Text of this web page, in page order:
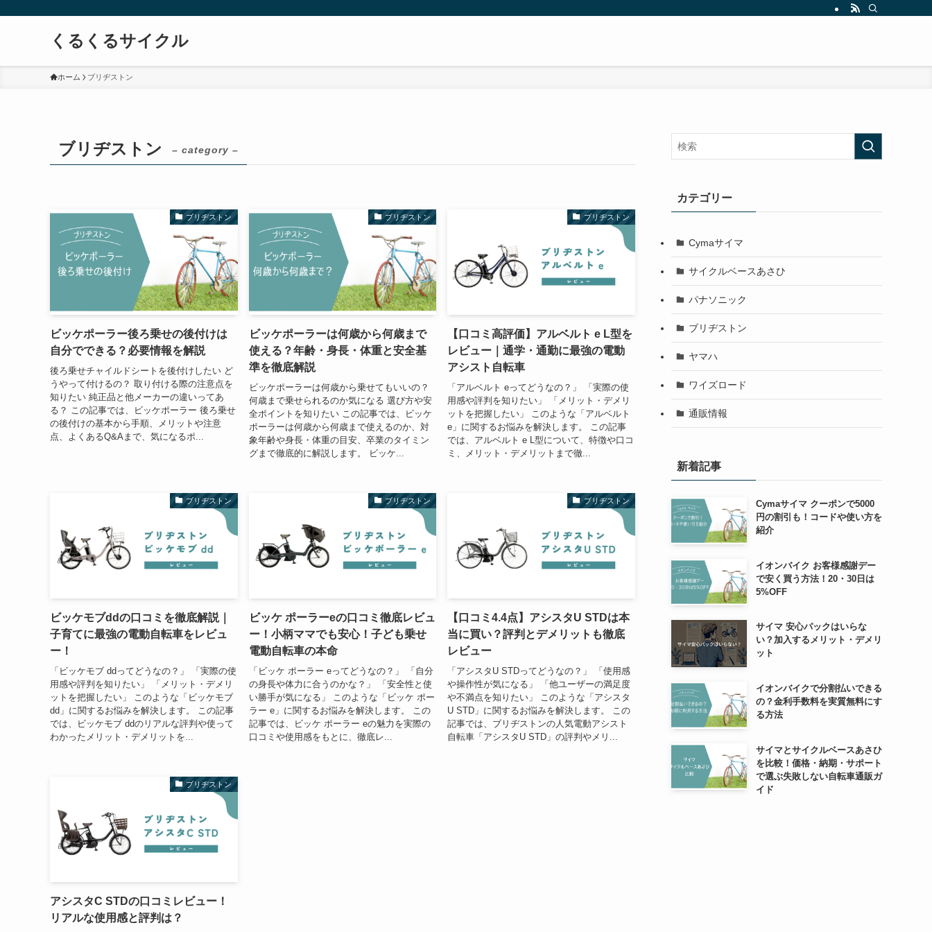
くるくるサイクル
ホーム ブリヂストン
ブリヂストン – category –
ブリヂストン
ビッケポーラー後ろ乗せの後付けは
自分でできる？必要情報を解説
後ろ乗せチャイルドシートを後付けしたい ど
うやって付けるの？ 取り付ける際の注意点を
知りたい 純正品と他メーカーの違いってあ
る？ この記事では、ビッケポーラー 後ろ乗せ
の後付けの基本から手順、メリットや注意
点、よくあるQ&Aまで、気になるポ...
ブリヂストン
ビッケポーラーは何歳から何歳まで
使える？年齢・身長・体重と安全基
準を徹底解説
ビッケポーラーは何歳から乗せてもいいの？
何歳まで乗せられるのか気になる 選び方や安
全ポイントを知りたい この記事では、ビッケ
ポーラーは何歳から何歳まで使えるのか、対
象年齢や身長・体重の目安、卒業のタイミン
グまで徹底的に解説します。 ビッケ...
ブリヂストン
【口コミ高評価】アルベルト e L型を
レビュー｜通学・通勤に最強の電動
アシスト自転車
「アルベルト eってどうなの？」 「実際の使
用感や評判を知りたい」 「メリット・デメリ
ットを把握したい」 このような「アルベルト
e」に関するお悩みを解決します。 この記事
では、アルベルト e L型について、特徴や口コ
ミ、メリット・デメリットまで徹...
ブリヂストン
ビッケモブddの口コミを徹底解説｜
子育てに最強の電動自転車をレビュ
ー！
「ビッケモブ ddってどうなの？」 「実際の使
用感や評判を知りたい」 「メリット・デメリ
ットを把握したい」 このような「ビッケモブ
dd」に関するお悩みを解決します。 この記事
では、ビッケモブ ddのリアルな評判や使って
わかったメリット・デメリットを...
ブリヂストン
ビッケ ポーラーeの口コミ徹底レビュ
ー！小柄ママでも安心！子ども乗せ
電動自転車の本命
「ビッケ ポーラー eってどうなの？」 「自分
の身長や体力に合うのかな？」 「安全性と使
い勝手が気になる」 このような「ビッケ ポー
ラー e」に関するお悩みを解決します。 この
記事では、ビッケ ポーラー eの魅力を実際の
口コミや使用感をもとに、徹底レ...
ブリヂストン
【口コミ4.4点】アシスタU STDは本
当に買い？評判とデメリットも徹底
レビュー
「アシスタU STDってどうなの？」 「使用感
や操作性が気になる」 「他ユーザーの満足度
や不満点を知りたい」 このような「アシスタ
U STD」に関するお悩みを解決します。 この
記事では、ブリヂストンの人気電動アシスト
自転車「アシスタU STD」の評判やメリ...
ブリヂストン
アシスタC STDの口コミレビュー！
リアルな使用感と評判は？
カテゴリー
Cymaサイマ
サイクルベースあさひ
パナソニック
ブリヂストン
ヤマハ
ワイズロード
通販情報
新着記事
Cymaサイマ クーポンで5000
円の割引も！コードや使い方を
紹介
イオンバイク お客様感謝デー
で安く買う方法！20・30日は
5%OFF
サイマ 安心パックはいらな
い？加入するメリット・デメリ
ット
イオンバイクで分割払いできる
の？金利手数料を実質無料にす
る方法
サイマとサイクルベースあさひ
を比較！価格・納期・サポート
で選ぶ失敗しない自転車通販ガ
イド